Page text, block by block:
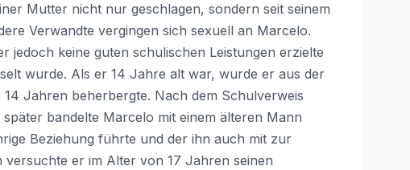
Mutter nicht nur geschlagen, sondern seit seinem
Verwandte vergingen sich sexuell an Marcelo.
jedoch keine guten schulischen Leistungen erzielte
wurde. Als er 14 Jahre alt war, wurde er aus der
Jahren beherbergte. Nach dem Schulverweis
bandelte Marcelo mit einem älteren Mann
Beziehung führte und der ihn auch mit zur
er im Alter von 17 Jahren seinen